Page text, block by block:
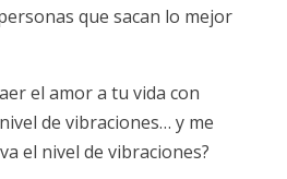
que sacan lo mejor
el amor a tu vida con
de vibraciones… y me
el nivel de vibraciones?